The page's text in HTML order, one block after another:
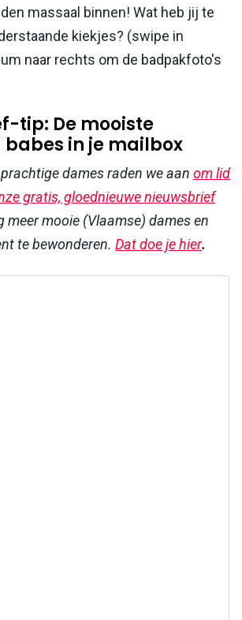
massaal binnen! Wat heb jij te
kiekjes? (swipe in
naar rechts om de badpakfoto's
tip: De mooiste
in je mailbox
dames raden we aan om lid
gratis, gloednieuwe nieuwsbrief
meer mooie (Vlaamse) dames en
te bewonderen. Dat doe je hier.